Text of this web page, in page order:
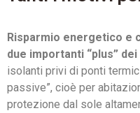
Risparmio energetico e
due importanti “plus”
isolanti privi di ponti
passive”, cioè per
protezione dal sole